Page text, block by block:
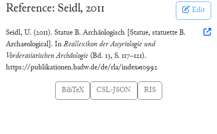
Reference: Seidl, 2011 Edit
Seidl, U. (2011). Statue B. Archäologisch [Statue, statuette B.
Archaeological]. InReallexikon der Assyriologie und
Vorderasiatischen Archäologie (Bd. 13, S. 117–121).
https://publikationen.badw.de/de/rla/index#10992
BibTeX CSL-JSON RIS